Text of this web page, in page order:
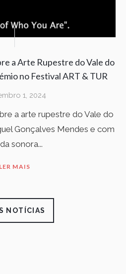
a Arte Rupestre do Vale do
no Festival ART & TUR
1, 2024
a arte rupestre do Vale do
Gonçalves Mendes e com
sonora...
LER MAIS
NOTÍCIAS